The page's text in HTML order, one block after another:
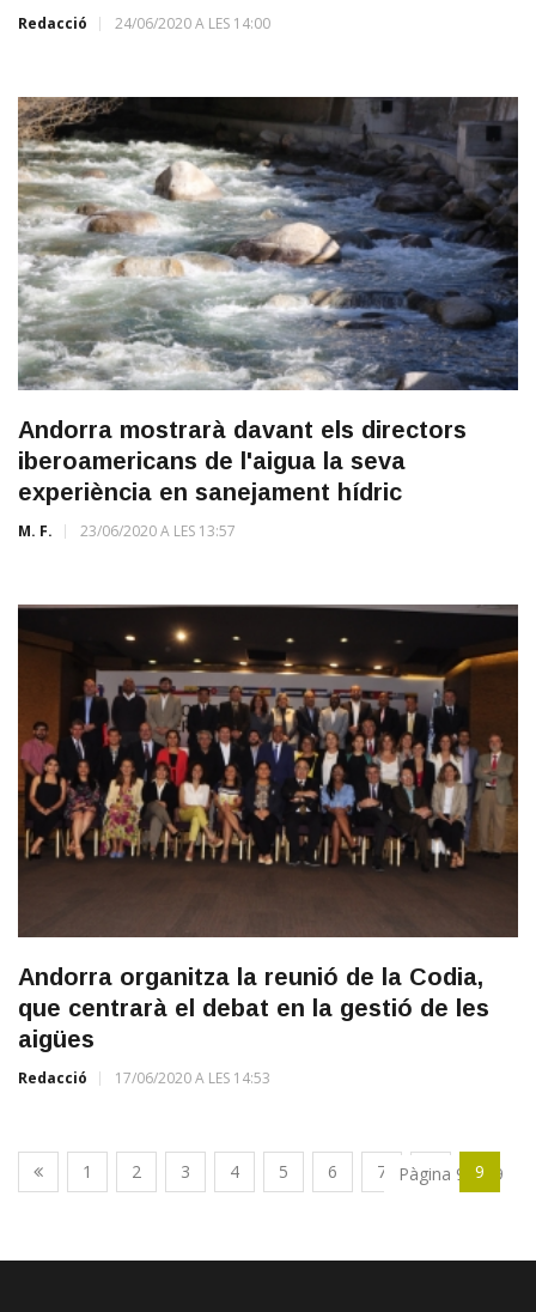
Redacció 24/06/2020 A LES 14:00
Andorra mostrarà davant els directors
iberoamericans de l'aigua la seva
experiència en sanejament hídric
M. F. 23/06/2020 A LES 13:57
Andorra organitza la reunió de la Codia,
que centrarà el debat en la gestió de les
aigües
Redacció 17/06/2020 A LES 14:53
1 2 3 4 5 6 7 8 9
Pàgina 9 de 9